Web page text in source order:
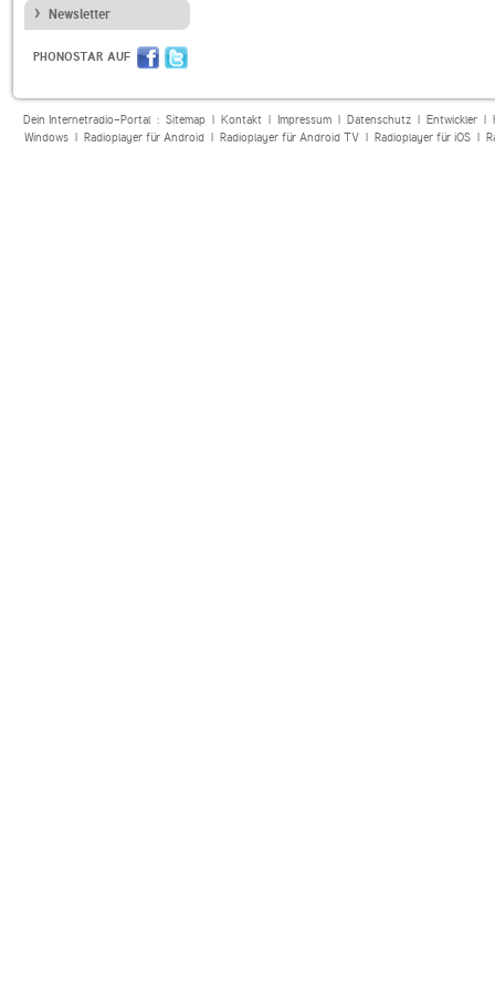
Newsletter
PHONOSTAR AUF
Dein Internetradio-Portal : Sitemap| Kontakt| Impressum| Datenschutz| Entwickler|
Windows| Radioplayer für Android| Radioplayer für Android TV| Radioplayer für iOS|